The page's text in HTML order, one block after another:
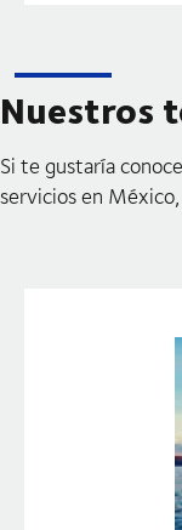
Nuestros
Si te gustaría
servicios en